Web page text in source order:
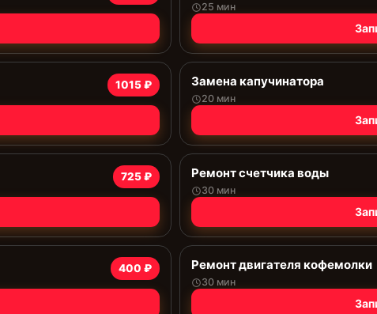
25 мин
1015 ₽ Замена капучинатора
20 мин
725 ₽ Ремонт счетчика воды
30 мин
400 ₽ Ремонт двигателя кофемолки
30 мин